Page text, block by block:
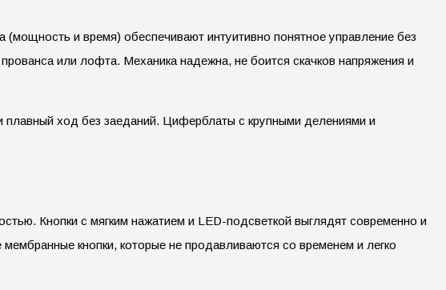
и время) обеспечивают интуитивно понятное управление без
или лофта. Механика надежна, не боится скачков напряжения и
плавный ход без заеданий. Циферблаты с крупными делениями и
Кнопки с мягким нажатием и LED-подсветкой выглядят современно и
кнопки, которые не продавливаются со временем и легко